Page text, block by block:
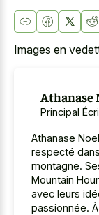
Images en
Athanase
Principal
Athanase
respecté
montagne.
Mountain
avec leurs
passionnée.